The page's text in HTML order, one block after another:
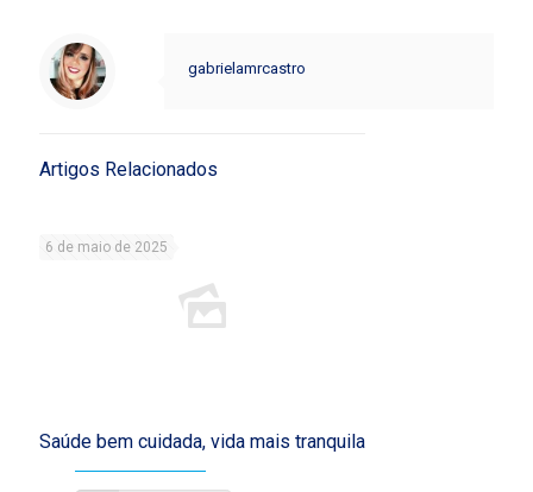
gabrielamrcastro
Artigos Relacionados
6 de maio de 2025
Saúde bem cuidada, vida mais tranquila